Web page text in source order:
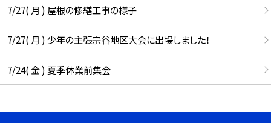
7/27( 月 ) 屋根の修繕工事の様子
7/27( 月 ) 少年の主張宗谷地区大会に出場しました！
7/24( 金 ) 夏季休業前集会